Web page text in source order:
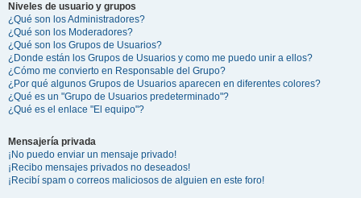
Niveles de usuario y grupos
¿Qué son los Administradores?
¿Qué son los Moderadores?
¿Qué son los Grupos de Usuarios?
¿Donde están los Grupos de Usuarios y como me puedo unir a ellos?
¿Cómo me convierto en Responsable del Grupo?
¿Por qué algunos Grupos de Usuarios aparecen en diferentes colores?
¿Qué es un "Grupo de Usuarios predeterminado"?
¿Qué es el enlace "El equipo"?
Mensajería privada
¡No puedo enviar un mensaje privado!
¡Recibo mensajes privados no deseados!
¡Recibí spam o correos maliciosos de alguien en este foro!